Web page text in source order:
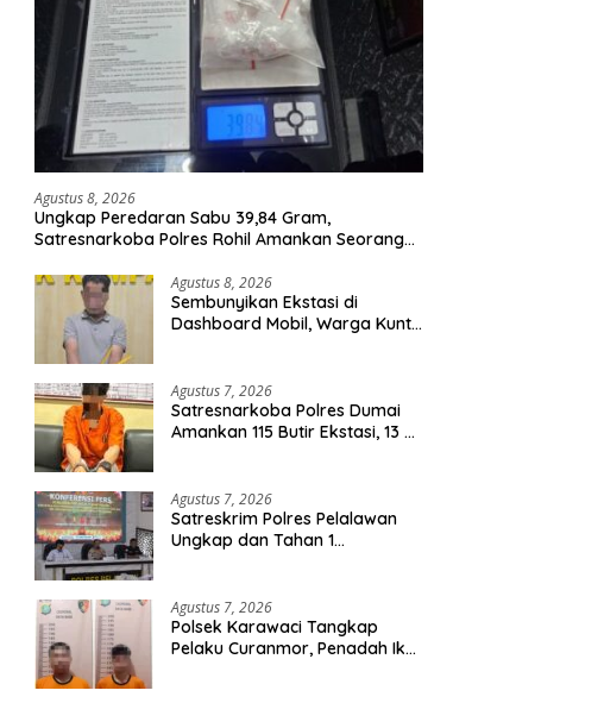
Agustus 8, 2026
Ungkap Peredaran Sabu 39,84 Gram,
Satresnarkoba Polres Rohil Amankan Seorang
Agustus 8, 2026
Sembunyikan Ekstasi di
Dashboard Mobil, Warga Kuntu
Agustus 7, 2026
Satresnarkoba Polres Dumai
Amankan 115 Butir Ekstasi, 13 Pil
Agustus 7, 2026
Satreskrim Polres Pelalawan
Ungkap dan Tahan 1
Agustus 7, 2026
Polsek Karawaci Tangkap
Pelaku Curanmor, Penadah Ikut